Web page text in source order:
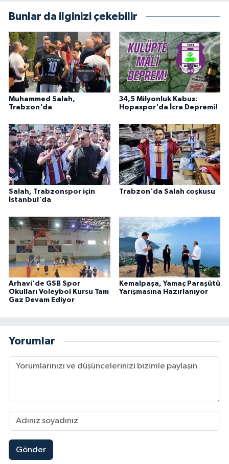
Bunlar da ilginizi çekebilir
Muhammed Salah,
Trabzon'da
34,5 Milyonluk Kabus:
Hopaspor'da İcra Depremi!
Salah, Trabzonspor için
İstanbul'da
Trabzon'da Salah coşkusu
Arhavi'de GSB Spor
Okulları Voleybol Kursu Tam
Gaz Devam Ediyor
Kemalpaşa, Yamaç Paraşütü
Yarışmasına Hazırlanıyor
Yorumlar
Gönder